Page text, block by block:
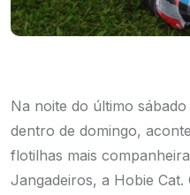
Na noite do último
dentro de domingo,
flotilhas mais
Jangadeiros, a Hobie